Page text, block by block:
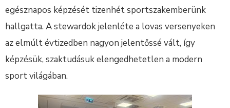
egésznapos képzését tizenhét sportszakemberünk
hallgatta. A stewardok jelenléte a lovas versenyeken
az elmúlt évtizedben nagyon jelentőssé vált, így
képzésük, szaktudásuk elengedhetetlen a modern
sport világában.